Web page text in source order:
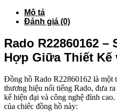
Mô tả
Đánh giá (0)
Rado R22860162 –
Hợp Giữa Thiết Kế
Đồng hồ Rado R22860162 là một
thương hiệu nổi tiếng Rado, đưa
kế hiện đại và công nghệ đỉnh
của chiếc đồng hồ này: